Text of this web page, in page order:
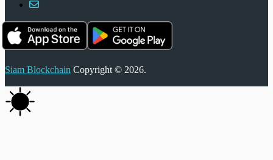
Siam Blockchain Copyright © 2026.